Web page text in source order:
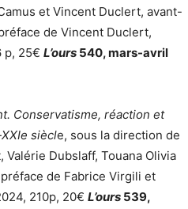
et Vincent Duclert, avant-
de Vincent Duclert,
p, 25€ L’ours 540, mars-avril
Conservatisme, réaction et
siècle, sous la direction de
Dubslaff, Touana Olivia
de Fabrice Virgili et
210p, 20€ L’ours 539,